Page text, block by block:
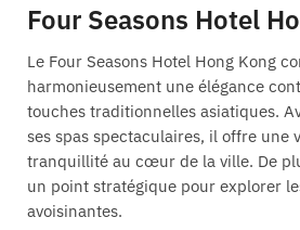
Four Seasons Hotel
Le Four Seasons Hotel Hong Kong
harmonieusement une élégance
touches traditionnelles asiatiques.
ses spas spectaculaires, il offre une
tranquillité au cœur de la ville. De
un point stratégique pour explorer
avoisinantes.